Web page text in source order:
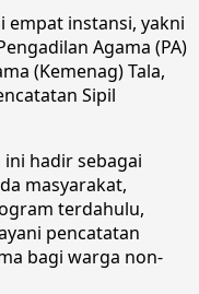
empat instansi, yakni
Agama (PA)
(Kemenag) Tala,
Sipil
hadir sebagai
masyarakat,
terdahulu,
pencatatan
bagi warga non-